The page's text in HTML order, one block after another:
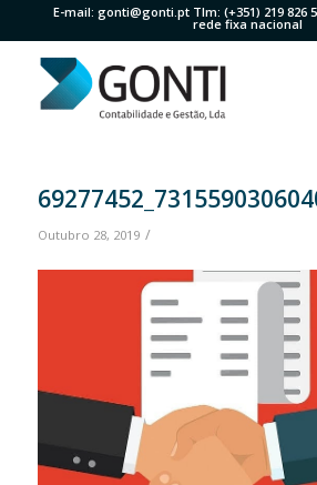
E-mail: gonti@gonti.ptTlm: (+351) 219 826
rede fixa nacional
Outubro 28, 2019 /